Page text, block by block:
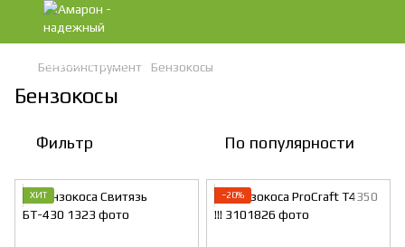
Бензоинструмент Бензокосы
Бензокосы
Фильтр По популярности
ХИТ −20%